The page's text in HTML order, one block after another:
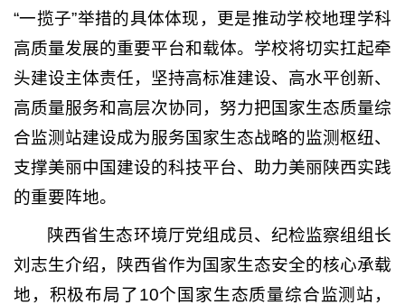
“一揽子”举措的具体体现，更是推动学校地理学科
高质量发展的重要平台和载体。学校将切实扛起牵
头建设主体责任，坚持高标准建设、高水平创新、
高质量服务和高层次协同，努力把国家生态质量综
合监测站建设成为服务国家生态战略的监测枢纽、
支撑美丽中国建设的科技平台、助力美丽陕西实践
的重要阵地。
陕西省生态环境厅党组成员、纪检监察组组长
刘志生介绍，陕西省作为国家生态安全的核心承载
地，积极布局了10个国家生态质量综合监测站，